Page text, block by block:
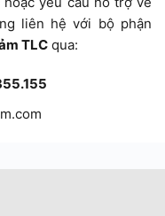
liên hệ với bộ phận
TLC qua: